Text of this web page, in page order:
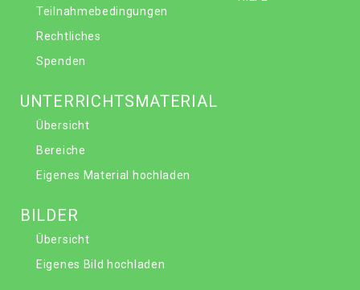
Teilnahmebedingungen
Rechtliches
Spenden
UNTERRICHTSMATERIAL
Übersicht
Bereiche
Eigenes Material hochladen
BILDER
Übersicht
Eigenes Bild hochladen